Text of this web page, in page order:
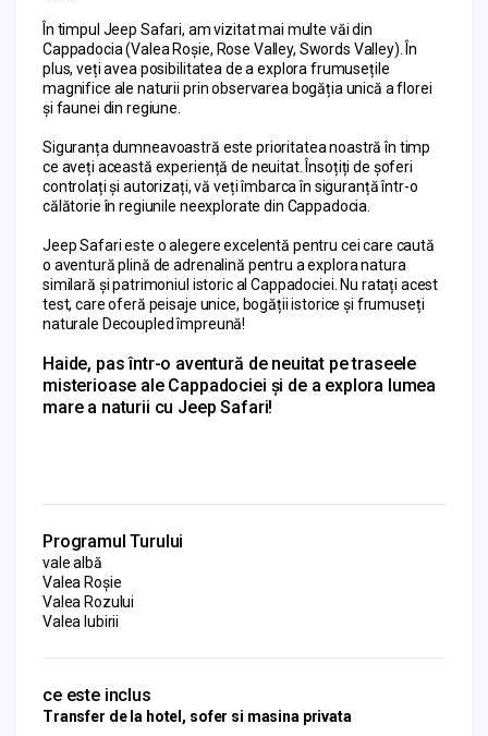
În timpul Jeep Safari, am vizitat mai multe văi din
Cappadocia (Valea Roșie, Rose Valley, Swords Valley). În
plus, veți avea posibilitatea de a explora frumusețile
magnifice ale naturii prin observarea bogăția unică a florei
și faunei din regiune.
Siguranța dumneavoastră este prioritatea noastră în timp
ce aveți această experiență de neuitat. Însoțiți de șoferi
controlați și autorizați, vă veți îmbarca în siguranță într-o
călătorie în regiunile neexplorate din Cappadocia.
Jeep Safari este o alegere excelentă pentru cei care caută
o aventură plină de adrenalină pentru a explora natura
similară și patrimoniul istoric al Cappadociei. Nu ratați acest
test, care oferă peisaje unice, bogății istorice și frumuseți
naturale Decoupled împreună!
Haide, pas într-o aventură de neuitat pe traseele
misterioase ale Cappadociei și de a explora lumea
mare a naturii cu Jeep Safari!
Programul Turului
vale albă
Valea Roșie
Valea Rozului
Valea Iubirii
ce este inclus
Transfer de la hotel, sofer si masina privata